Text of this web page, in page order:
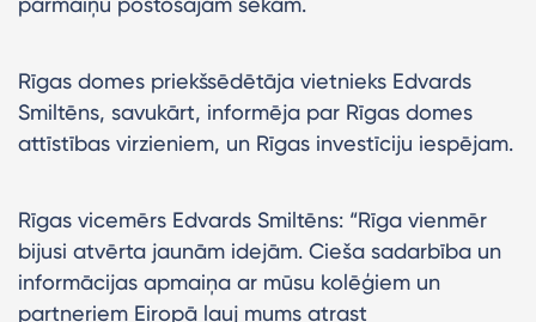
Rīgas domes priekšsēdētāja vietnieks Edvards
Smiltēns, savukārt, informēja par Rīgas domes
attīstības virzieniem, un Rīgas investīciju iespējam.
Rīgas vicemērs Edvards Smiltēns: “Rīga vienmēr
bijusi atvērta jaunām idejām. Cieša sadarbība un
informācijas apmaiņa ar mūsu kolēģiem un
partneriem Eiropā ļauj mums atrast